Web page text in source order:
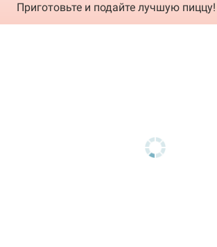
Приготовьте и подайте лучшую пиццу!